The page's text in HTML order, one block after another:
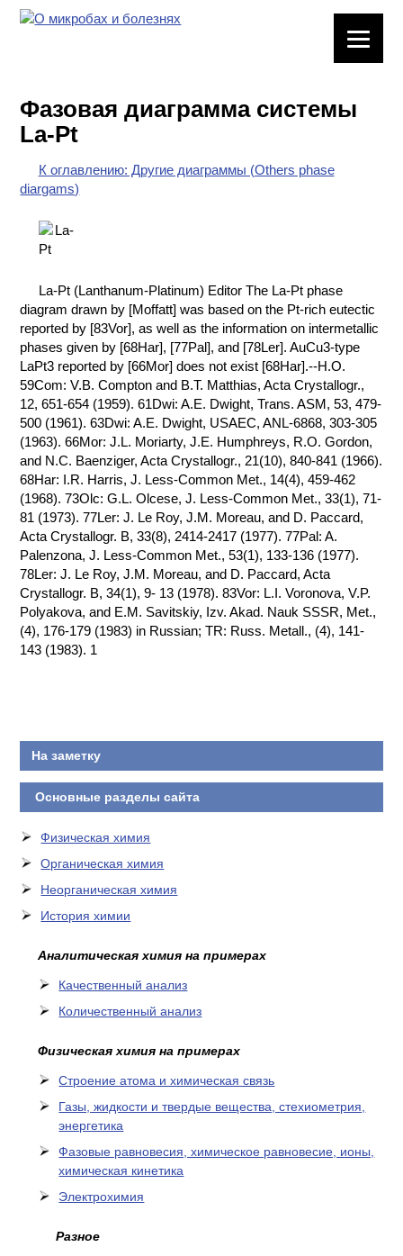
ХИМИЧЕСКАЯ
ПОСУДА
ВРЕДНЫЕ
ФАКТОРЫ
ХИМИЯ НА
ПРОИЗВОДСТВЕ
И ХИМИЧЕСКАЯ
ТЕХНОЛОГИЯ
КОНТАКТЫ
Фазовая диаграмма системы
La-Pt
К оглавлению: Другие диаграммы (Others phase
diargams)
La-Pt (Lanthanum-Platinum) Editor The La-Pt phase
diagram drawn by [Moffatt] was based on the Pt-rich eutectic
reported by [83Vor], as well as the information on intermetallic
phases given by [68Har], [77Pal], and [78Ler]. AuCu3-type
LaPt3 reported by [66Mor] does not exist [68Har].--H.O.
59Com: V.B. Compton and B.T. Matthias, Acta Crystallogr.,
12, 651-654 (1959). 61Dwi: A.E. Dwight, Trans. ASM, 53, 479-
500 (1961). 63Dwi: A.E. Dwight, USAEC, ANL-6868, 303-305
(1963). 66Mor: J.L. Moriarty, J.E. Humphreys, R.O. Gordon,
and N.C. Baenziger, Acta Crystallogr., 21(10), 840-841 (1966).
68Har: I.R. Harris, J. Less-Common Met., 14(4), 459-462
(1968). 73Olc: G.L. Olcese, J. Less-Common Met., 33(1), 71-
81 (1973). 77Ler: J. Le Roy, J.M. Moreau, and D. Paccard,
Acta Crystallogr. B, 33(8), 2414-2417 (1977). 77Pal: A.
Palenzona, J. Less-Common Met., 53(1), 133-136 (1977).
78Ler: J. Le Roy, J.M. Moreau, and D. Paccard, Acta
Crystallogr. B, 34(1), 9- 13 (1978). 83Vor: L.I. Voronova, V.P.
Polyakova, and E.M. Savitskiy, Izv. Akad. Nauk SSSR, Met.,
(4), 176-179 (1983) in Russian; TR: Russ. Metall., (4), 141-
143 (1983). 1
На заметку
Основные разделы сайта
Физическая химия
Органическая химия
Неорганическая химия
История химии
Аналитическая химия на примерах
Качественный анализ
Количественный анализ
Физическая химия на примерах
Cтроение атома и химическая связь
Газы, жидкости и твердые вещества, стехиометрия,
энергетика
Фазовые равновесия, химическое равновесие, ионы,
химическая кинетика
Электрохимия
Разное